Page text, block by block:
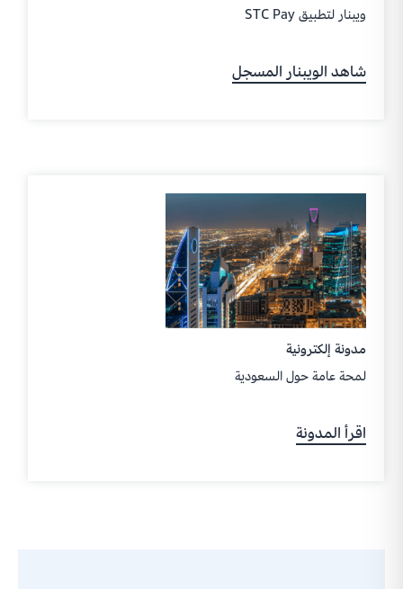
ويبنار لتطبيق STC Pay
شاهد الويبنار المسجل
مدونة إلكترونية
لمحة عامة حول السعودية
اقرأ المدونة